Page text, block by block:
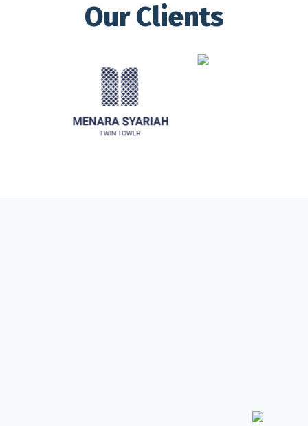
Our Clients